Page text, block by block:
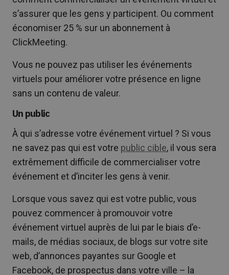
s’assurer que les gens y participent. Ou comment
économiser 25 % sur un abonnement à
ClickMeeting.
Vous ne pouvez pas utiliser les événements
virtuels pour améliorer votre présence en ligne
sans un contenu de valeur.
Un public
À qui s’adresse votre événement virtuel ? Si vous
ne savez pas qui est votre public cible, il vous sera
extrêmement difficile de commercialiser votre
événement et d’inciter les gens à venir.
Lorsque vous savez qui est votre public, vous
pouvez commencer à promouvoir votre
événement virtuel auprès de lui par le biais d’e-
mails, de médias sociaux, de blogs sur votre site
web, d’annonces payantes sur Google et
Facebook, de prospectus dans votre ville – la